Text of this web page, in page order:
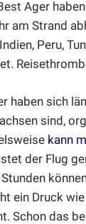
Ager
am Strand
Peru,
haben sich
sind,
kann
der Flug
ein Druck
Schon das